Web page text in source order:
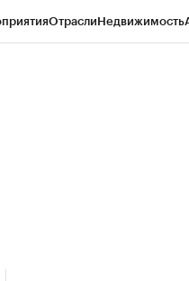
ОтраслиНедвижимость